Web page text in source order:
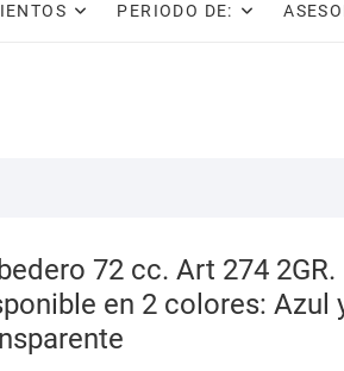
PERIODO DE:
72 cc. Art 274 2GR.
en 2 colores: Azul